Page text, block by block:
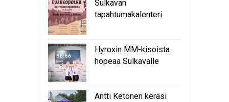
Sulkavan
tapahtumakalenteri
Hyroxin MM-kisoista
hopeaa Sulkavalle
Antti Ketonen keräsi